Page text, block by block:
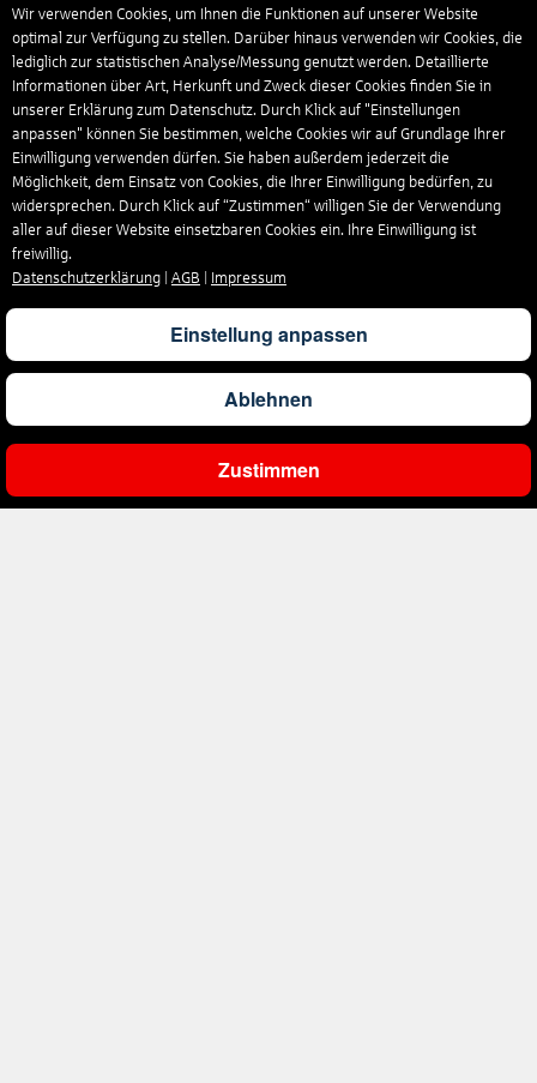
Ergebnisse filtern
Wir verwenden Cookies, um Ihnen die Funktionen auf unserer Website
optimal zur Verfügung zu stellen. Darüber hinaus verwenden wir Cookies, die
lediglich zur statistischen Analyse/Messung genutzt werden. Detaillierte
Informationen über Art, Herkunft und Zweck dieser Cookies finden Sie in
unserer Erklärung zum Datenschutz. Durch Klick auf "Einstellungen
anpassen" können Sie bestimmen, welche Cookies wir auf Grundlage Ihrer
Einwilligung verwenden dürfen. Sie haben außerdem jederzeit die
Möglichkeit, dem Einsatz von Cookies, die Ihrer Einwilligung bedürfen, zu
widersprechen. Durch Klick auf “Zustimmen“ willigen Sie der Verwendung
aller auf dieser Website einsetzbaren Cookies ein. Ihre Einwilligung ist
freiwillig.
Datenschutzerklärung
AGB Impressum
Einstellung anpassen
Ablehnen
Zustimmen